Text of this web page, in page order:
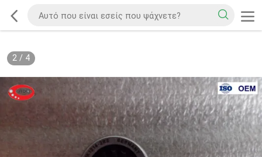
2/ 4